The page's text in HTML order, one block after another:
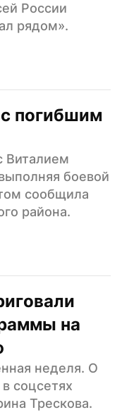
России
рядом».
погибшим
Виталием
боевой
сообщила
района.
на
неделя. О
соцсетях
Трескова.